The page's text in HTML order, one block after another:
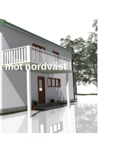
mot nordväst